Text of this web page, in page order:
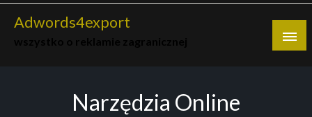
Skip
Adwords4export
Narzędzia Online